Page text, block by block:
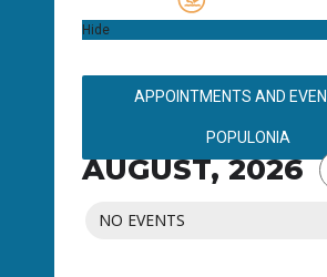
Hide
APPOINTMENTS AND
POPULONIA
AUGUST, 2026
NO EVENTS